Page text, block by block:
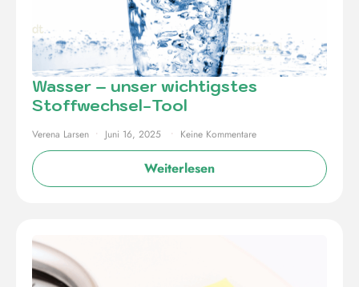
Wasser – unser wichtigstes
Stoffwechsel-Tool
Verena Larsen Juni 16, 2025 Keine Kommentare
Weiterlesen